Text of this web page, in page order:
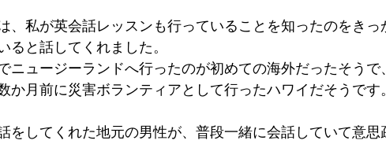
、私が英会話レッスンも行っていることを知ったのをきっ
ると話してくれました。
ニュージーランドへ行ったのが初めての海外だったそうで、
か月前に災害ボランティアとして行ったハワイだそうです。
をしてくれた地元の男性が、普段一緒に会話していて意思